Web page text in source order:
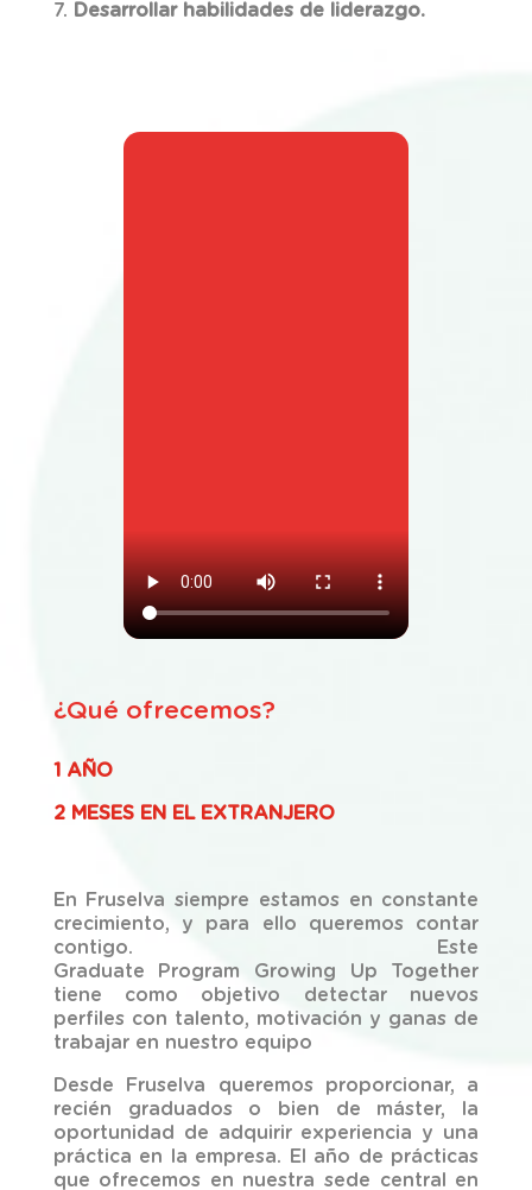
7. Desarrollar habilidades de liderazgo.
¿Qué ofrecemos?
1 AÑO
2 MESES EN EL EXTRANJERO
En Fruselva siempre estamos en constante
crecimiento, y para ello queremos contar
contigo. Este
Graduate
Program Growing Up
Together
tiene como objetivo detectar nuevos
perfiles con talento, motivación y ganas de
trabajar en nuestro equipo
Desde Fruselva queremos proporcionar, a
recién graduados o bien de máster, la
oportunidad de adquirir experiencia y una
práctica en la empresa. El año de prácticas
que ofrecemos en nuestra sede central en